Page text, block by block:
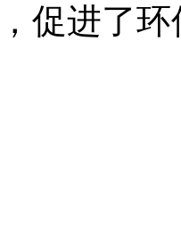
促进了